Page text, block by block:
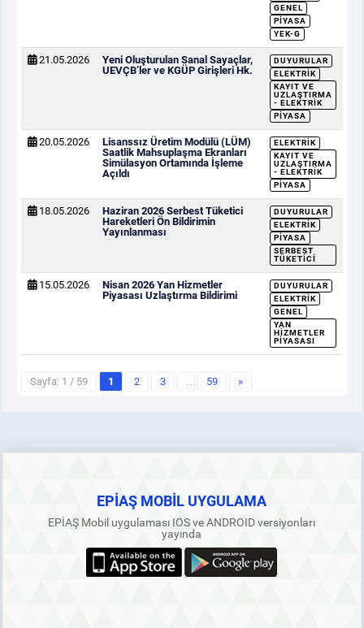
GENEL
PIYASA
YEK-G
21.05.2026
Yeni Oluşturulan Sanal Sayaçlar,
UEVÇB’ler ve KGÜP Girişleri Hk.
DUYURULAR
ELEKTRIK
KAYIT VE
UZLAŞTIRMA
- ELEKTRIK
PIYASA
20.05.2026
Lisanssız Üretim Modülü (LÜM)
Saatlik Mahsuplaşma Ekranları
Simülasyon Ortamında İşleme
Açıldı
ELEKTRIK
KAYIT VE
UZLAŞTIRMA
- ELEKTRIK
PIYASA
18.05.2026
Haziran 2026 Serbest Tüketici
Hareketleri Ön Bildirimin
Yayınlanması
DUYURULAR
ELEKTRIK
PIYASA
SERBEST
TÜKETICI
15.05.2026
Nisan 2026 Yan Hizmetler
Piyasası Uzlaştırma Bildirimi
DUYURULAR
ELEKTRIK
GENEL
YAN
HIZMETLER
PIYASASI
Sayfa: 1 / 59 1 2 3 … 59 »
EPİAŞ MOBİL UYGULAMA
EPİAŞ Mobil uygulaması IOS ve ANDROID versiyonları
yayında